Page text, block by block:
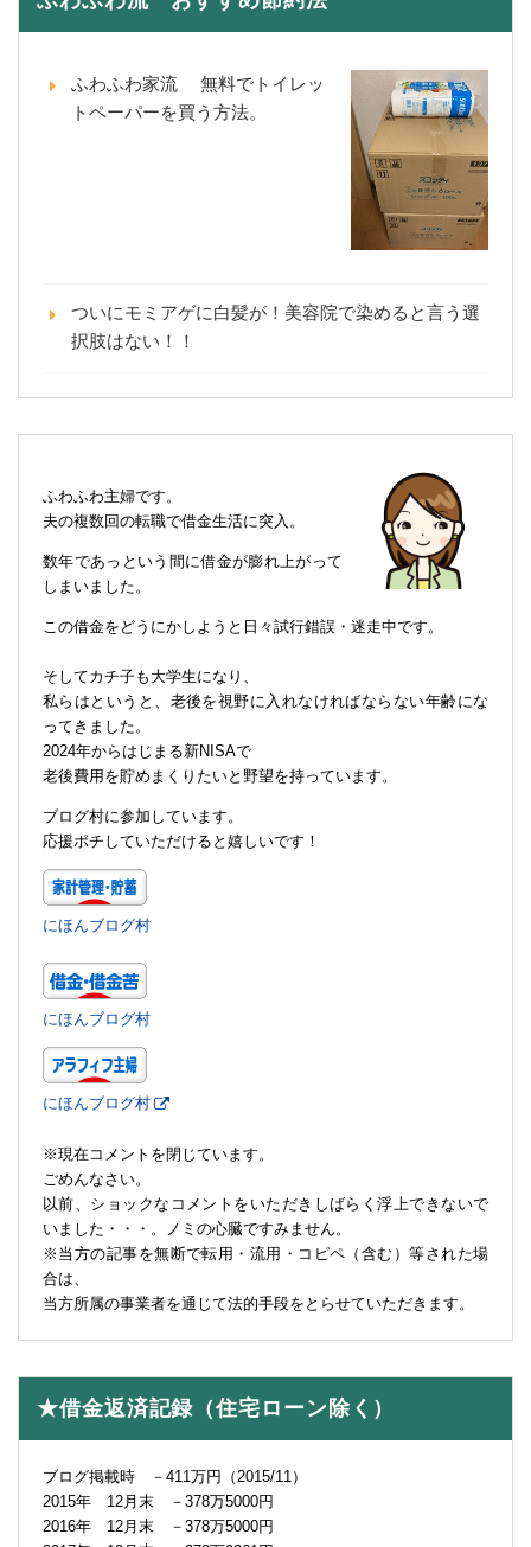
ふわふわ家流 無料でトイレッ
トペーパーを買う方法。
ついにモミアゲに白髪が！美容院で染めると言う選
択肢はない！！
ふわふわ主婦です。
夫の複数回の転職で借金生活に突入。
数年であっという間に借金が膨れ上がって
しまいました。
この借金をどうにかしようと日々試行錯誤・迷走中です。
そしてカチ子も大学生になり、
私らはというと、老後を視野に入れなければならない年齢にな
ってきました。
2024年からはじまる新NISAで
老後費用を貯めまくりたいと野望を持っています。
ブログ村に参加しています。
応援ポチしていただけると嬉しいです！
にほんブログ村
にほんブログ村
にほんブログ村
※現在コメントを閉じています。
ごめんなさい。
以前、ショックなコメントをいただきしばらく浮上できないで
いました・・・。ノミの心臓ですみません。
※当方の記事を無断で転用・流用・コピペ（含む）等された場
合は、
当方所属の事業者を通じて法的手段をとらせていただきます。
★借金返済記録（住宅ローン除く）
ブログ掲載時 －411万円（2015/11）
2015年 12月末 －378万5000円
2016年 12月末 －378万5000円